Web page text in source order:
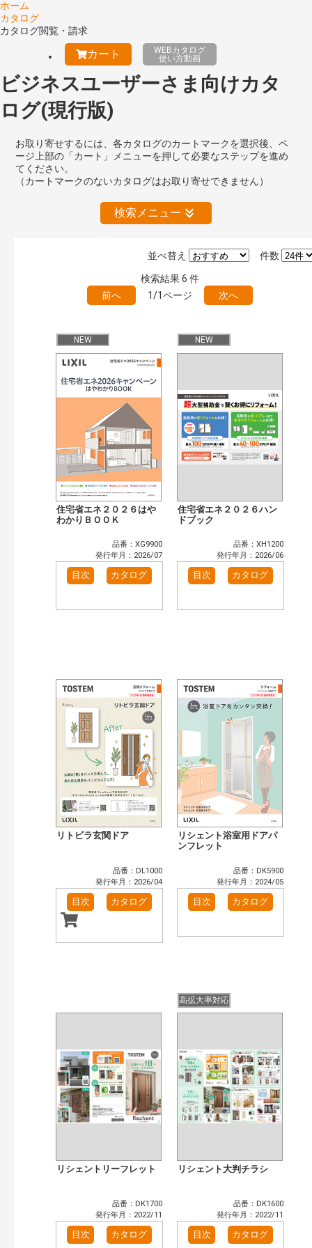
ホーム
カタログ
カタログ閲覧・請求
カート
WEBカタログ
使い方動画
ビジネスユーザーさま向けカタ
ログ(現行版)
お取り寄せするには、各カタログのカートマークを選択後、ペ
ージ上部の「カート」メニューを押して必要なステップを進め
てください。
（カートマークのないカタログはお取り寄せできません）
検索メニュー
絞り込みの解除
旧版（WEBカタログ）
キーワード検索（あいまい）
おすすめハッシュタグ
まずはここから（7）
施工イメージ・アイデア集（5）
リフォームおすすめ（6）
省エネ住宅関連（2）
補助金・優遇制度を知る（2）
カテゴリー
窓・シャッター（14）
玄関ドア・引戸（6）
インテリア建材（10）
エクステリア（3）
トイレ（3）
小型電気温水器（1）
水栓金具（3）
検索
件数
並べ替え
検索結果6 件
前へ
1/1ページ 次へ
NEW
住宅省エネ２０２６はや
わかりＢＯＯＫ
品番：XG9900
発行年月：2026/07
目次 カタログ
NEW
住宅省エネ２０２６ハン
ドブック
品番：XH1200
発行年月：2026/06
目次 カタログ
リトビラ玄関ドア
品番：DL1000
発行年月：2026/04
目次 カタログ
リシェント浴室用ドアパ
ンフレット
品番：DK5900
発行年月：2024/05
目次 カタログ
リシェントリーフレット
品番：DK1700
発行年月：2022/11
目次 カタログ
高拡大率対応
リシェント大判チラシ
品番：DK1600
発行年月：2022/11
目次 カタログ